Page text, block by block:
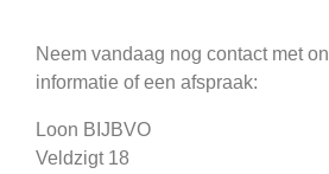
Neem vandaag nog contact met
informatie of een afspraak:
Loon BIJBVO
Veldzigt 18